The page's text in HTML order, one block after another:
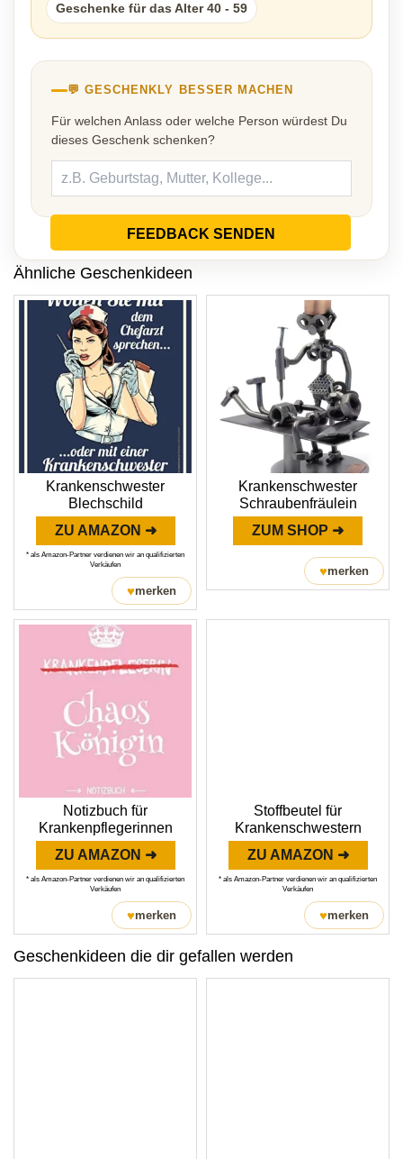
Geschenke für das Alter 40 - 59
💬 GESCHENKLY BESSER MACHEN
Für welchen Anlass oder welche Person würdest Du
dieses Geschenk schenken?
FEEDBACK SENDEN
Ähnliche Geschenkideen
Krankenschwester
Blechschild
ZU AMAZON ➜
* als Amazon-Partner verdienen wir an qualifizierten
Verkäufen
♥merken
Krankenschwester
Schraubenfräulein
ZUM SHOP ➜
♥merken
Notizbuch für
Krankenpflegerinnen
ZU AMAZON ➜
* als Amazon-Partner verdienen wir an qualifizierten
Verkäufen
♥merken
Stoffbeutel für
Krankenschwestern
ZU AMAZON ➜
* als Amazon-Partner verdienen wir an qualifizierten
Verkäufen
♥merken
Geschenkideen die dir gefallen werden